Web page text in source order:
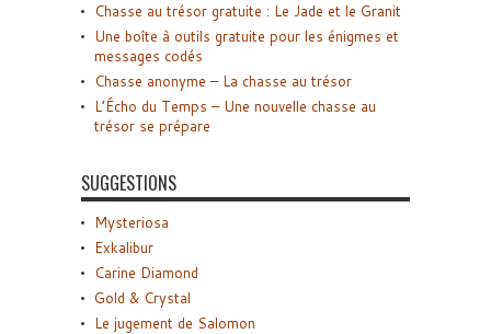
Chasse au trésor gratuite : Le Jade et le Granit
Une boîte à outils gratuite pour les énigmes et
messages codés
Chasse anonyme – La chasse au trésor
L’Écho du Temps – Une nouvelle chasse au
trésor se prépare
SUGGESTIONS
Mysteriosa
Exkalibur
Carine Diamond
Gold & Crystal
Le jugement de Salomon